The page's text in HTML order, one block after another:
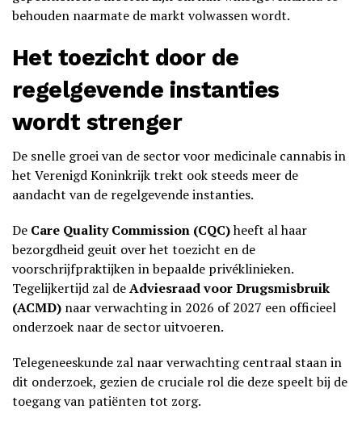
behouden naarmate de markt volwassen wordt.
Het toezicht door de
regelgevende instanties
wordt strenger
De snelle groei van de sector voor medicinale cannabis in
het Verenigd Koninkrijk trekt ook steeds meer de
aandacht van de regelgevende instanties.
De Care Quality Commission (CQC)heeft al haar
bezorgdheid geuit over het toezicht en de
voorschrijfpraktijken in bepaalde privéklinieken.
Tegelijkertijd zal deAdviesraad voor Drugsmisbruik
(ACMD) naar verwachting in 2026 of 2027 een officieel
onderzoek naar de sector uitvoeren.
Telegeneeskunde zal naar verwachting centraal staan in
dit onderzoek, gezien de cruciale rol die deze speelt bij de
toegang van patiënten tot zorg.